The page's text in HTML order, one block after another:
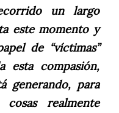
un largo
este momento y
de “víctimas”
esta compasión,
generando, para
realmente